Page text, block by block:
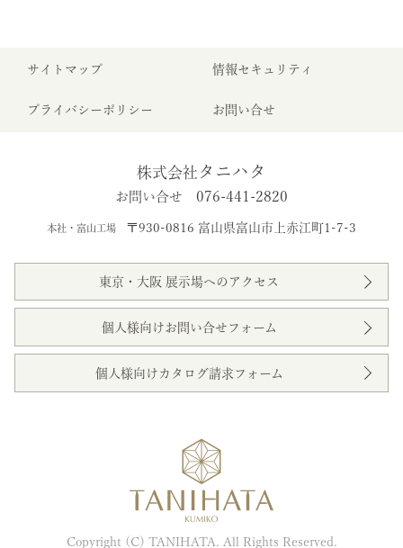
サイトマップ 情報セキュリティ
プライバシーポリシー お問い合せ
株式会社 タニハタ
お問い合せ 076-441-2820
本社・富山工場 〒930-0816 富山県富山市上赤江町1-7-3
東京・大阪 展示場へのアクセス
個人様向けお問い合せフォーム
個人様向けカタログ請求フォーム
Copyright (C) TANIHATA. All Rights Reserved.